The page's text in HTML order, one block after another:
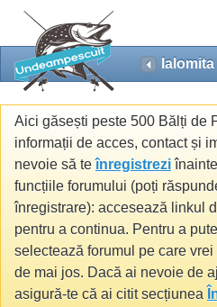
Ialomita
Aici găsești peste 500 Bălți de
informații de acces, contact și
nevoie să teînregistrezi
funcțiile forumului (poți
înregistrare): accesează linkul
pentru a continua. Pentru a
selectează forumul pe care
de mai jos. Dacă ai nevoie de
asigură-te că ai citit secțiunea